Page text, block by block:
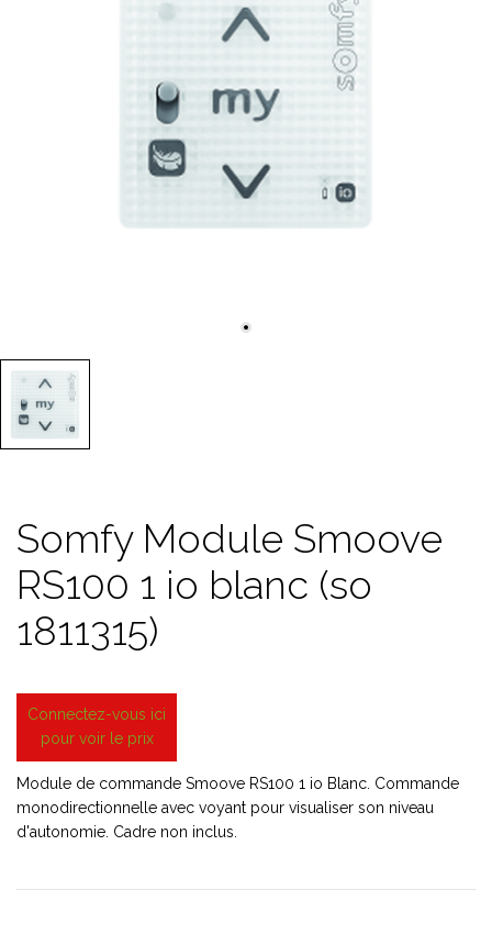
Somfy Module Smoove
RS100 1 io blanc (so
1811315)
Connectez-vous ici
pour voir le prix
Module de commande Smoove RS100 1 io Blanc. Commande
monodirectionnelle avec voyant pour visualiser son niveau
d'autonomie. Cadre non inclus.